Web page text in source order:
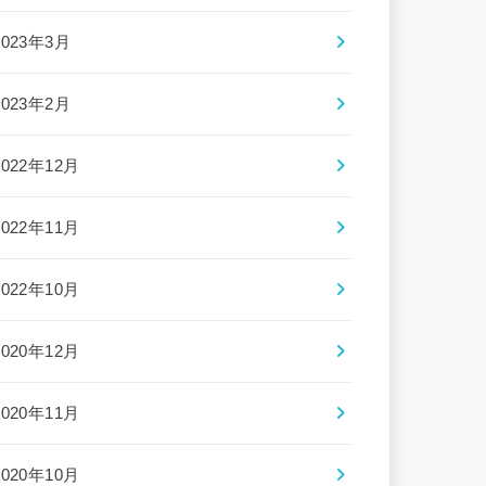
年3月
年2月
年12月
年11月
年10月
年12月
年11月
年10月